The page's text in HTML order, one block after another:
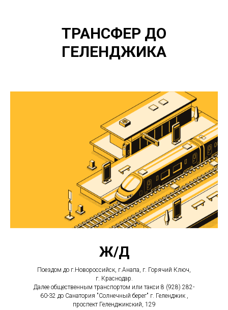
ТРАНСФЕР ДО
ГЕЛЕНДЖИКА
Ж/Д
Поездом до г.Новороссийск, г.Анапа, г. Горячий Ключ,
г. Краснодар.
Далее общественным транспортом или такси 8 (928) 282-
60-32 до Санатория "Солнечный берег" г. Геленджик ,
проспект Геленджикский, 129